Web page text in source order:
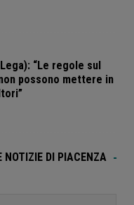
“Le regole sul
possono mettere in
NOTIZIE DI PIACENZA